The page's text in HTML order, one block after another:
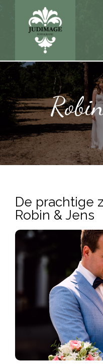
De prachtige
Robin & Jens